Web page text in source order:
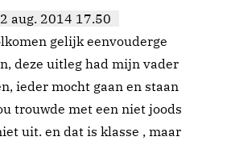
aug. 2014 17.50
gelijk eenvouderge
deze uitleg had mijn vader
ieder mocht gaan en staan
trouwde met een niet joods
uit. en dat is klasse , maar